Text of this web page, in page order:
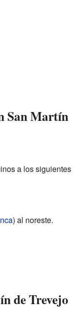
San Martín
a los siguientes
) al noreste.
de Trevejo